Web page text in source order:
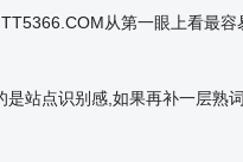
从第一眼上看最
站点识别感,如果再补一层